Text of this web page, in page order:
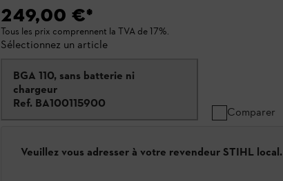
249,00 €*
Tous les prix comprennent la TVA de 17%.
Sélectionnez un article
BGA 110, sans batterie ni
chargeur
Ref. BA100115900
Comparer
Veuillez vous adresser à votre revendeur STIHL local.